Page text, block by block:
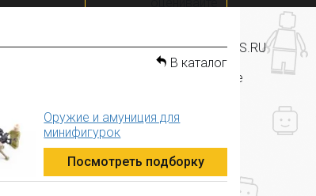
В каталог
Оружие и амуниция для
минифигурок
Посмотреть подборку